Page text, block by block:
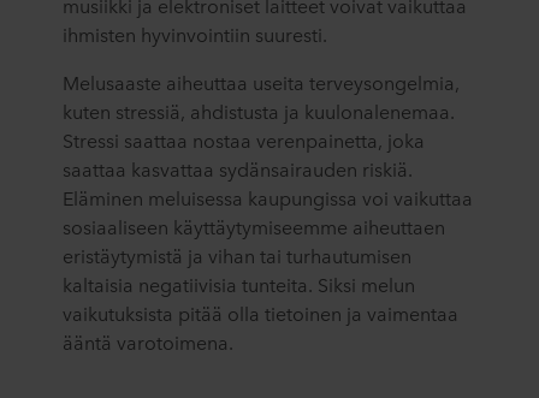
ihmisten hyvinvointiin suuresti.
Melusaaste aiheuttaa useita terveysongelmia,
kuten stressiä, ahdistusta ja kuulonalenemaa.
Stressi saattaa nostaa verenpainetta, joka
saattaa kasvattaa sydänsairauden riskiä.
Eläminen meluisessa kaupungissa voi vaikuttaa
sosiaaliseen käyttäytymiseemme aiheuttaen
eristäytymistä ja vihan tai turhautumisen
kaltaisia negatiivisia tunteita. Siksi melun
vaikutuksista pitää olla tietoinen ja vaimentaa
ääntä varotoimena.